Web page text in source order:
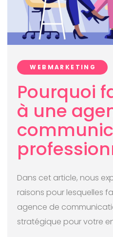
WEBMARKETING
Pourquoi
à une
Dans cet article, nous
raisons pour lesquelles
agence de
stratégique pour votre